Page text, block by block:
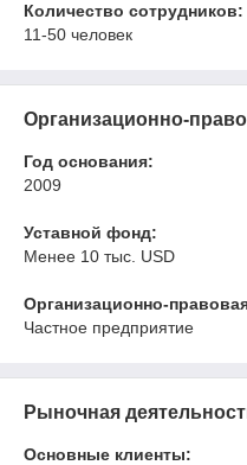
Количество сотрудников:
11-50 человек
Организационно-
Год основания:
2009
Уставной фонд:
Менее 10 тыс. USD
Организационно-
Частное предприятие
Рыночная
Основные клиенты: